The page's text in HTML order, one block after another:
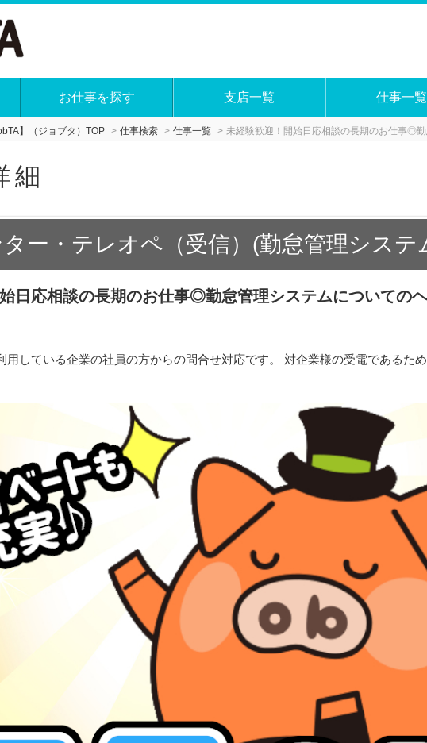
お仕事を探す 支店一覧 仕事一覧
】（ジョブタ）TOP 仕事検索 仕事一覧 未経験歓迎！開始日応相談の長期のお仕事◎
細
ー・テレオペ（受信）(勤怠管理シス
日応相談の長期のお仕事◎勤怠管理システムについての
用している企業の社員の方からの問合せ対応です。 対企業様の受電であるた